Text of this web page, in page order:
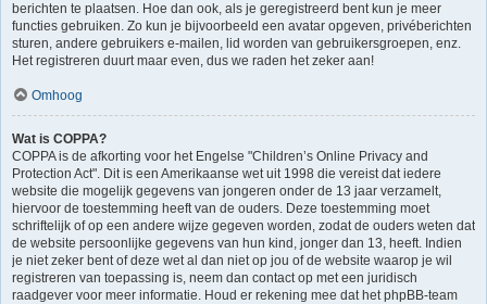
berichten te plaatsen. Hoe dan ook, als je geregistreerd bent kun je meer
functies gebruiken. Zo kun je bijvoorbeeld een avatar opgeven, privéberichten
sturen, andere gebruikers e-mailen, lid worden van gebruikersgroepen, enz.
Het registreren duurt maar even, dus we raden het zeker aan!
Omhoog
Wat is COPPA?
COPPA is de afkorting voor het Engelse "Children’s Online Privacy and
Protection Act". Dit is een Amerikaanse wet uit 1998 die vereist dat iedere
website die mogelijk gegevens van jongeren onder de 13 jaar verzamelt,
hiervoor de toestemming heeft van de ouders. Deze toestemming moet
schriftelijk of op een andere wijze gegeven worden, zodat de ouders weten dat
de website persoonlijke gegevens van hun kind, jonger dan 13, heeft. Indien
je niet zeker bent of deze wet al dan niet op jou of de website waarop je wil
registreren van toepassing is, neem dan contact op met een juridisch
raadgever voor meer informatie. Houd er rekening mee dat het phpBB-team